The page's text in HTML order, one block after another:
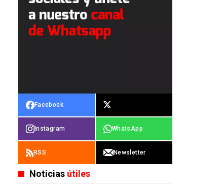
Facebook
Instagram WhatsApp
RSS Newsletter
Noticias útiles